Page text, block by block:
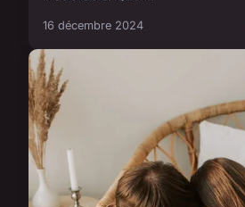
16 décembre 2024